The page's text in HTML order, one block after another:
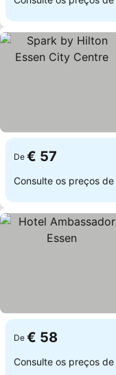
De € 57
Consulte os preços de
De € 58
Consulte os preços de